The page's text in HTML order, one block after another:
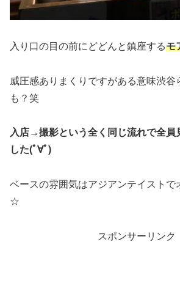
入り口の目の前にどどんと鎮座するモ
威圧感ありまくりですがある意味渋谷
も？笑
入店→撮影という全く同じ流れで全員
した(ﾟ∀ﾟ)
ベースの雰囲気はアジアンテイストで
☆
スポンサーリンク